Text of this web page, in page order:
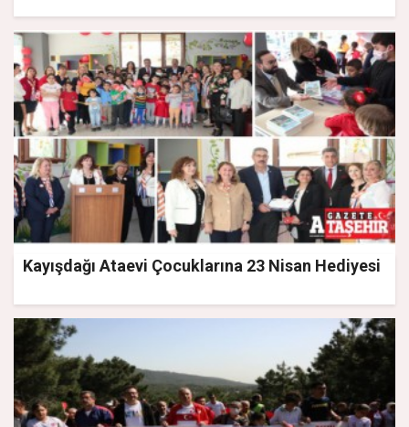
Kayışdağı Ataevi Çocuklarına 23 Nisan Hediyesi